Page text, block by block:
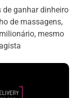
ganhar dinheiro
de massagens,
mesmo